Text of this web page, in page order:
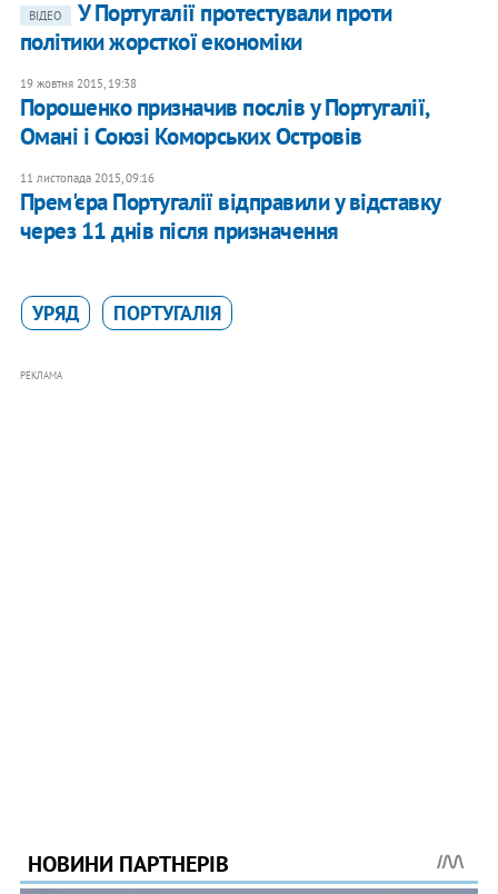
ВІДЕО
У Португалії протестували проти
політики жорсткої економіки
19 жовтня 2015, 19:38
Порошенко призначив послів у Португалії,
Омані і Союзі Коморських Островів
11 листопада 2015, 09:16
Прем'єра Португалії відправили у відставку
через 11 днів після призначення
УРЯД ПОРТУГАЛІЯ
РЕКЛАМА